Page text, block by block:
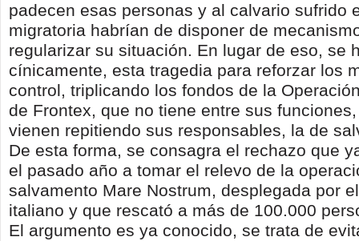
padecen esas personas y al calvario sufrido
migratoria habrían de disponer de
regularizar su situación. En lugar de eso, se
cínicamente, esta tragedia para reforzar los
control, triplicando los fondos de la
de Frontex, que no tiene entre sus
vienen repitiendo sus responsables, la de
De esta forma, se consagra el rechazo que
el pasado año a tomar el relevo de la
salvamento Mare Nostrum, desplegada por
italiano y que rescató a más de 100.000
El argumento es ya conocido, se trata de